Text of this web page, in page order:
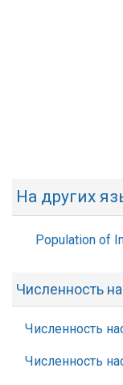
На других
Population of
Численность
Численность
Численность